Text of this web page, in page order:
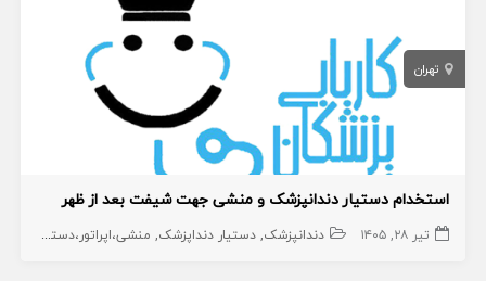
تهران
استخدام دستیار دندانپزشک و منشی جهت شیفت بعد از ظهر
تیر ۲۸, ۱۴۰۵ دندانپزشک دستیار دنداپزشک منشی،اپراتور،دستیار